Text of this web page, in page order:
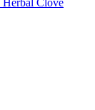
Herbal Clove